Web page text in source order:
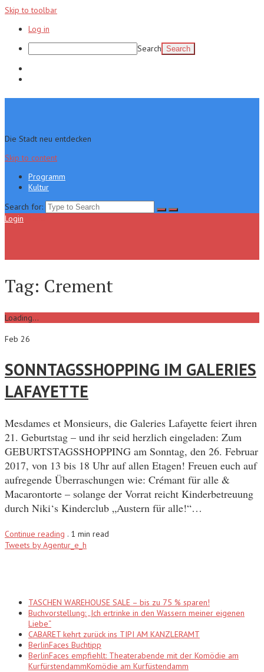
Skip to toolbar
Log in
Search
Die Stadt neu entdecken
Skip to content
Programm
Kultur
Search for:
Login
Tag: Crement
Loading...
Feb 26
SONNTAGSSHOPPING IM GALERIES
LAFAYETTE
Mesdames et Monsieurs, die Galeries Lafayette feiert ihren
21. Geburtstag – und ihr seid herzlich eingeladen: Zum
GEBURTSTAGSSHOPPING am Sonntag, den 26. Februar
2017, von 13 bis 18 Uhr auf allen Etagen! Freuen euch auf
aufregende Überraschungen wie: Crémant für alle &
Macarontorte – solange der Vorrat reicht Kinderbetreuung
durch Niki‘s Kinderclub „Austern für alle!“…
Continue reading . 1 min read
Tweets by Agentur_e_h
TASCHEN WAREHOUSE SALE – bis zu 75 % sparen!
Buchvorstellung: „Ich ertrinke in den Wassern meiner eigenen
Liebe“
CABARET kehrt zurück ins TIPI AM KANZLERAMT
BerlinFaces Buchtipp
BerlinFaces empfiehlt: Theaterabende mit der Komödie am
KurfürstendammKomödie am Kurfüstendamm